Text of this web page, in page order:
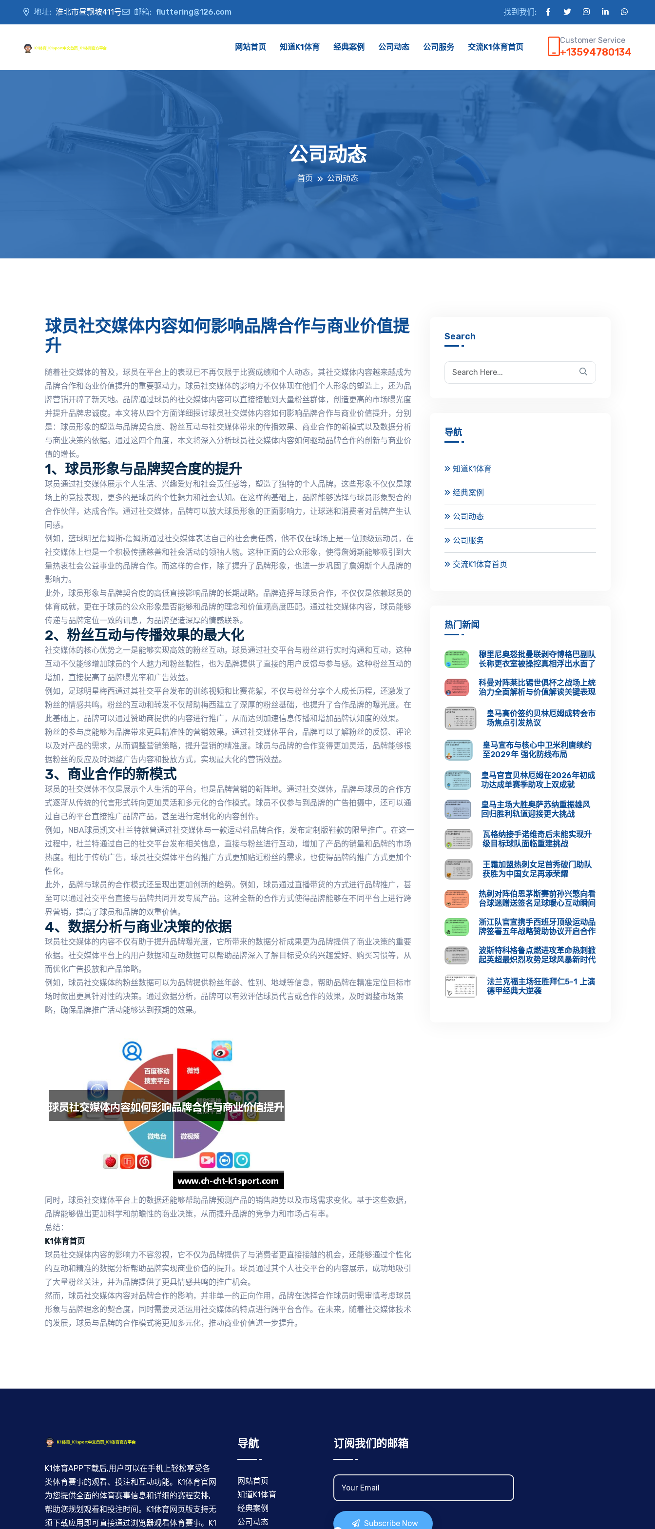
地址: 淮北市昼飘坡411号 邮箱: fluttering@126.com 找到我们:
网站首页 知道K1体育 经典案例 公司动态 公司服务 交流K1体育首页
Customer Service
+13594780134
公司动态
首页 公司动态
球员社交媒体内容如何影响品牌合作与商业价值提
升
随着社交媒体的普及，球员在平台上的表现已不再仅限于比赛成绩和个人动态，其社交媒体内容越来越成为
品牌合作和商业价值提升的重要驱动力。球员社交媒体的影响力不仅体现在他们个人形象的塑造上，还为品
牌营销开辟了新天地。品牌通过球员的社交媒体内容可以直接接触到大量粉丝群体，创造更高的市场曝光度
并提升品牌忠诚度。本文将从四个方面详细探讨球员社交媒体内容如何影响品牌合作与商业价值提升，分别
是：球员形象的塑造与品牌契合度、粉丝互动与社交媒体带来的传播效果、商业合作的新模式以及数据分析
与商业决策的依据。通过这四个角度，本文将深入分析球员社交媒体内容如何驱动品牌合作的创新与商业价
值的增长。
1、球员形象与品牌契合度的提升
球员通过社交媒体展示个人生活、兴趣爱好和社会责任感等，塑造了独特的个人品牌。这些形象不仅仅是球
场上的竞技表现，更多的是球员的个性魅力和社会认知。在这样的基础上，品牌能够选择与球员形象契合的
合作伙伴，达成合作。通过社交媒体，品牌可以放大球员形象的正面影响力，让球迷和消费者对品牌产生认
同感。
例如，篮球明星詹姆斯·詹姆斯通过社交媒体表达自己的社会责任感，他不仅在球场上是一位顶级运动员，在
社交媒体上也是一个积极传播慈善和社会活动的领袖人物。这种正面的公众形象，使得詹姆斯能够吸引到大
量热衷社会公益事业的品牌合作。而这样的合作，除了提升了品牌形象，也进一步巩固了詹姆斯个人品牌的
影响力。
此外，球员形象与品牌契合度的高低直接影响品牌的长期战略。品牌选择与球员合作，不仅仅是依赖球员的
体育成就，更在于球员的公众形象是否能够和品牌的理念和价值观高度匹配。通过社交媒体内容，球员能够
传递与品牌定位一致的讯息，为品牌塑造深厚的情感联系。
2、粉丝互动与传播效果的最大化
社交媒体的核心优势之一是能够实现高效的粉丝互动。球员通过社交平台与粉丝进行实时沟通和互动，这种
互动不仅能够增加球员的个人魅力和粉丝黏性，也为品牌提供了直接的用户反馈与参与感。这种粉丝互动的
增加，直接提高了品牌曝光率和广告效益。
例如，足球明星梅西通过其社交平台发布的训练视频和比赛花絮，不仅与粉丝分享个人成长历程，还激发了
粉丝的情感共鸣。粉丝的互动和转发不仅帮助梅西建立了深厚的粉丝基础，也提升了合作品牌的曝光度。在
此基础上，品牌可以通过赞助商提供的内容进行推广，从而达到加速信息传播和增加品牌认知度的效果。
粉丝的参与度能够为品牌带来更具精准性的营销效果。通过社交媒体平台，品牌可以了解粉丝的反馈、评论
以及对产品的需求，从而调整营销策略，提升营销的精准度。球员与品牌的合作变得更加灵活，品牌能够根
据粉丝的反应及时调整广告内容和投放方式，实现最大化的营销效益。
3、商业合作的新模式
球员的社交媒体不仅是展示个人生活的平台，也是品牌营销的新阵地。通过社交媒体，品牌与球员的合作方
式逐渐从传统的代言形式转向更加灵活和多元化的合作模式。球员不仅参与到品牌的广告拍摄中，还可以通
过自己的平台直接推广品牌产品，甚至进行定制化的内容创作。
例如，NBA球员凯文·杜兰特就曾通过社交媒体与一款运动鞋品牌合作，发布定制版鞋款的限量推广。在这一
过程中，杜兰特通过自己的社交平台发布相关信息，直接与粉丝进行互动，增加了产品的销量和品牌的市场
热度。相比于传统广告，球员社交媒体平台的推广方式更加贴近粉丝的需求，也使得品牌的推广方式更加个
性化。
此外，品牌与球员的合作模式还呈现出更加创新的趋势。例如，球员通过直播带货的方式进行品牌推广，甚
至可以通过社交平台直接与品牌共同开发专属产品。这种全新的合作方式使得品牌能够在不同平台上进行跨
界营销，提高了球员和品牌的双重价值。
4、数据分析与商业决策的依据
球员社交媒体的内容不仅有助于提升品牌曝光度，它所带来的数据分析成果更为品牌提供了商业决策的重要
依据。社交媒体平台上的用户数据和互动数据可以帮助品牌深入了解目标受众的兴趣爱好、购买习惯等，从
而优化广告投放和产品策略。
例如，球员社交媒体的粉丝数据可以为品牌提供粉丝年龄、性别、地域等信息，帮助品牌在精准定位目标市
场时做出更具针对性的决策。通过数据分析，品牌可以有效评估球员代言或合作的效果，及时调整市场策
略，确保品牌推广活动能够达到预期的效果。
同时，球员社交媒体平台上的数据还能够帮助品牌预测产品的销售趋势以及市场需求变化。基于这些数据，
品牌能够做出更加科学和前瞻性的商业决策，从而提升品牌的竞争力和市场占有率。
总结：
K1体育首页
球员社交媒体内容的影响力不容忽视，它不仅为品牌提供了与消费者更直接接触的机会，还能够通过个性化
的互动和精准的数据分析帮助品牌实现商业价值的提升。球员通过其个人社交平台的内容展示，成功地吸引
了大量粉丝关注，并为品牌提供了更具情感共鸣的推广机会。
然而，球员社交媒体内容对品牌合作的影响，并非单一的正向作用，品牌在选择合作球员时需审慎考虑球员
形象与品牌理念的契合度，同时需要灵活运用社交媒体的特点进行跨平台合作。在未来，随着社交媒体技术
的发展，球员与品牌的合作模式将更加多元化，推动商业价值进一步提升。
Search
导航
知道K1体育
经典案例
公司动态
公司服务
交流K1体育首页
热门新闻
穆里尼奥怒批曼联剥夺博格巴副队
长称更衣室被操控真相浮出水面了
科曼对阵莱比锡世俱杯之战场上统
治力全面解析与价值解读关键表现
皇马高价签约贝林厄姆成转会市
场焦点引发热议
皇马宣布与核心中卫米利唐续约
至2029年 强化防线布局
皇马官宣贝林厄姆在2026年初成
功达成单赛季助攻上双成就
皇马主场大胜奥萨苏纳重振雄风
回归胜利轨道迎接更大挑战
瓦格纳接手诺维奇后未能实现升
级目标球队面临重建挑战
王霜加盟热刺女足首秀破门助队
获胜为中国女足再添荣耀
热刺对阵伯恩茅斯赛前孙兴慜向看
台球迷赠送签名足球暖心互动瞬间
浙江队官宣携手西班牙顶级运动品
牌签署五年战略赞助协议开启合作
波斯特科格鲁点燃进攻革命热刺掀
起英超最炽烈攻势足球风暴新时代
法兰克福主场狂胜拜仁5-1 上演
德甲经典大逆袭
K1体育APP下载后,用户可以在手机上轻松享受各
类体育赛事的观看、投注和互动功能。K1体育官网
为您提供全面的体育赛事信息和详细的赛程安排,
帮助您规划观看和投注时间。K1体育网页版支持无
须下载应用即可直接通过浏览器观看体育赛事。K1
导航
网站首页
知道K1体育
经典案例
公司动态
订阅我们的邮箱
Subscribe Now